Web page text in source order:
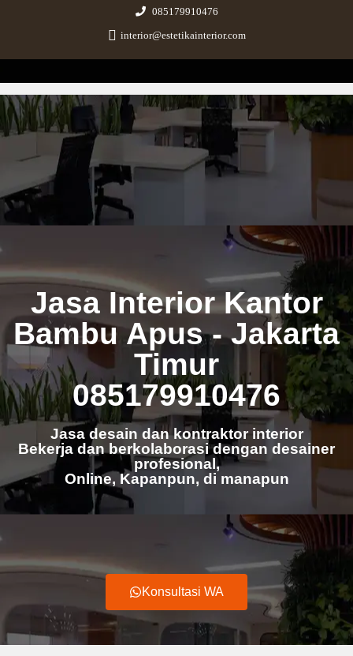
085179910476
interior@estetikainterior.com
Estetika Interior
Design & Build Consultant
Jasa Interior Kantor
Bambu Apus - Jakarta
Timur
085179910476
Jasa desain dan kontraktor interior
Bekerja dan berkolaborasi dengan desainer
profesional,
Online, Kapanpun, di manapun
Konsultasi WA